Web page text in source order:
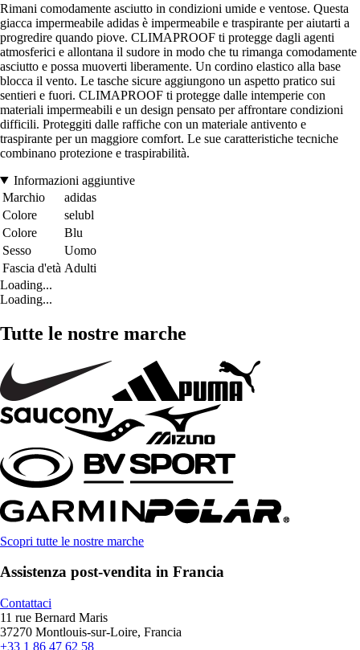
Rimani comodamente asciutto in condizioni umide e ventose. Questa
giacca impermeabile adidas è impermeabile e traspirante per aiutarti a
progredire quando piove. CLIMAPROOF ti protegge dagli agenti
atmosferici e allontana il sudore in modo che tu rimanga comodamente
asciutto e possa muoverti liberamente. Un cordino elastico alla base
blocca il vento. Le tasche sicure aggiungono un aspetto pratico sui
sentieri e fuori. CLIMAPROOF ti protegge dalle intemperie con
materiali impermeabili e un design pensato per affrontare condizioni
difficili. Proteggiti dalle raffiche con un materiale antivento e
traspirante per un maggiore comfort. Le sue caratteristiche tecniche
combinano protezione e traspirabilità.
Informazioni aggiuntive
Marchio
adidas
Colore
selubl
Colore
Blu
Sesso
Uomo
Fascia d'età Adulti
Loading...
Loading...
Tutte le nostre marche
Scopri tutte le nostre marche
Assistenza post-vendita in Francia
Contattaci
11 rue Bernard Maris
37270 Montlouis-sur-Loire, Francia
+33 1 86 47 62 58